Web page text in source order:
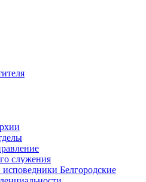
служения
Белгородские